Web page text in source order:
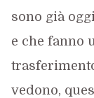
sono già
e che fanno
vedono,